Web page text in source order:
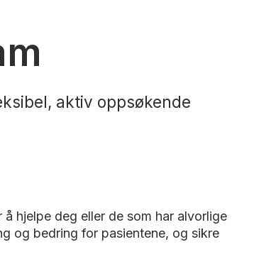
aktiv oppsøkende
hjelpe deg eller de som har alvorlige
og bedring for pasientene, og sikre